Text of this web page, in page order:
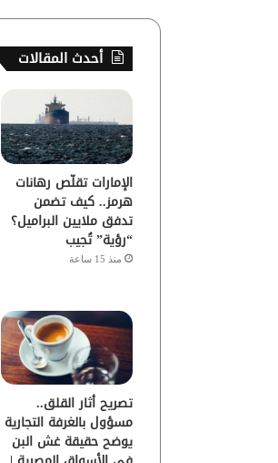
س
و
ك
ي
أحدث المقالات
الإمارات تقلّص رهانات
هرمز.. كيف تضمن
تدفق ملايين البراميل؟
“رؤية” تُجيب
منذ 15 ساعة
تصريح أثار القلق..
مسؤول بالغرفة التجارية
يوضح حقيقة غش البن